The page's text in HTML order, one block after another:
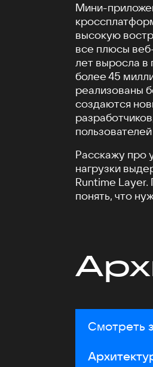
Мини-
высокую
все плюсы
лет выросла в
более 45
реализованы
создаются
Расскажу про
нагрузки
Runtime
понять, что
Смотреть